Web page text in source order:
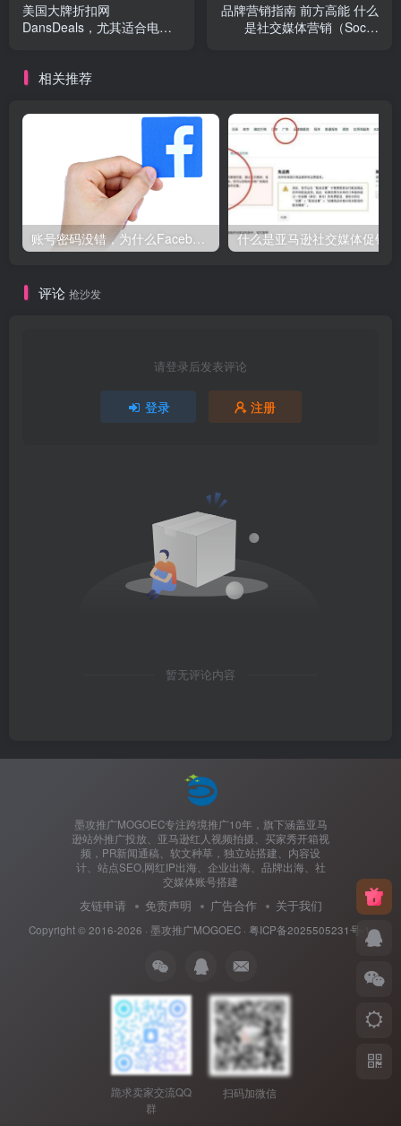
美国大牌折扣网
DansDeals，尤其适合电
品牌营销指南 前方高能 什么
是社交媒体营销（Social
相关推荐
账号密码没错，为什么Facebook登录不了电脑端?就用这个方法解决，So easy！
评论 抢沙发
请登录后发表评论
登录 注册
暂无评论内容
墨攻推广MOGOEC专注跨境推广10年，旗下涵盖亚马
逊站外推广投放、亚马逊红人视频拍摄、买家秀开箱视
频，PR新闻通稿、软文种草，独立站搭建、内容设
计、站点SEO,网红IP出海、企业出海、品牌出海、社
交媒体账号搭建
友链申请 免责声明 广告合作 关于我们
Copyright © 2016-2026 · 墨攻推广MOGOEC· 粤ICP备2025505231号-1.
跪求卖家交流QQ
群
扫码加微信